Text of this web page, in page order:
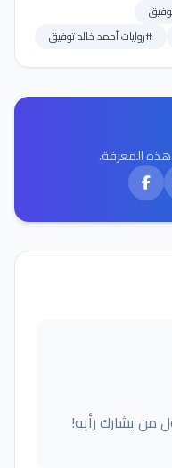
#روايات أحمد خالد توفيق
المعرفة.
من يشارك رأيه!